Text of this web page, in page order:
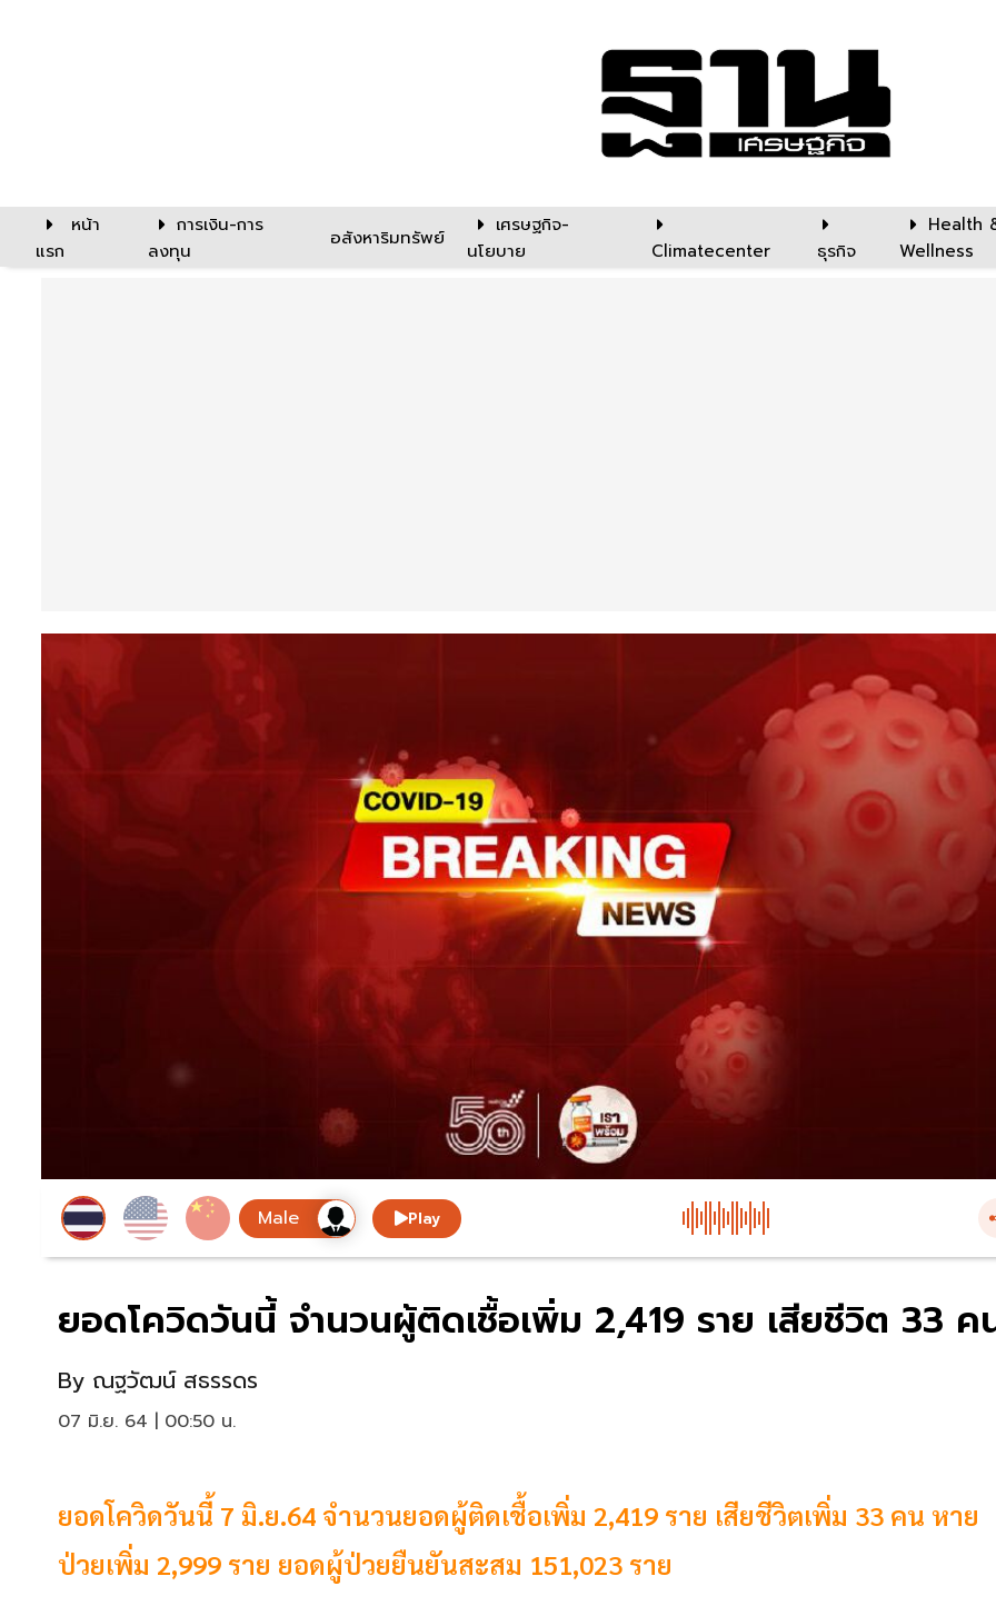
หน้า
แรก
การเงิน-การ
ลงทุน
อสังหาริมทรัพย์
เศรษฐกิจ-
นโยบาย
Climatecenter ธุรกิจ
Health
Wellness
Play
ยอดโควิดวันนี้ จำนวนผู้ติดเชื้อเพิ่ม 2,419 ราย เสียชีวิต 33 ค
By ณฐวัฒน์ สธรรดร
07 มิ.ย. 64 | 00:50 น.
ยอดโควิดวันนี้ 7 มิ.ย.64 จำนวนยอดผู้ติดเชื้อเพิ่ม 2,419 ราย เสียชีวิตเพิ่ม 33 คน หาย
ป่วยเพิ่ม 2,999 ราย ยอดผู้ป่วยยืนยันสะสม 151,023 ราย